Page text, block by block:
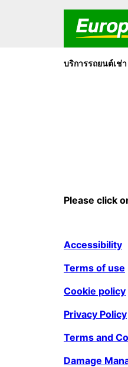
บริการรถยนต์เช่า
Please click
Accessibility
Terms of use
Cookie policy
Privacy Policy
Terms and
Damage